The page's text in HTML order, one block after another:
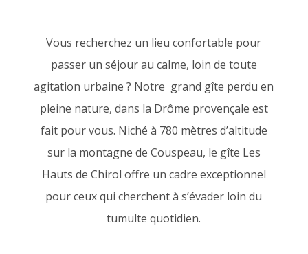
Vous recherchez un lieu confortable pour
passer un séjour au calme, loin de toute
agitation urbaine ? Notre grand gîte perdu en
pleine nature, dans la Drôme provençale est
fait pour vous. Niché à 780 mètres d’altitude
sur la montagne de Couspeau, le gîte Les
Hauts de Chirol offre un cadre exceptionnel
pour ceux qui cherchent à s’évader loin du
tumulte quotidien.